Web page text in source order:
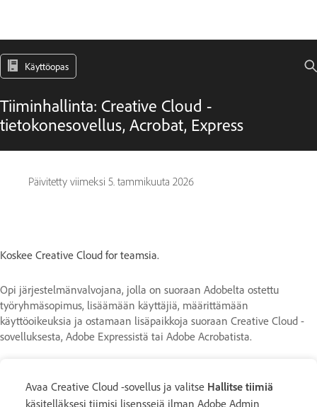
Käyttöopas
Tiiminhallinta: Creative Cloud -
tietokonesovellus, Acrobat, Express
Päivitetty viimeksi 5. tammikuuta 2026
Koskee Creative Cloud for teamsia.
Opi järjestelmänvalvojana, jolla on suoraan Adobelta ostettu
työryhmäsopimus, lisäämään käyttäjiä, määrittämään
käyttöoikeuksia ja ostamaan lisäpaikkoja suoraan Creative Cloud -
sovelluksesta, Adobe Expressistä tai Adobe Acrobatista.
Avaa Creative Cloud -sovellus ja valitse Hallitse tiimiä
käsitelläksesi tiimisi lisenssejä ilman Adobe Admin